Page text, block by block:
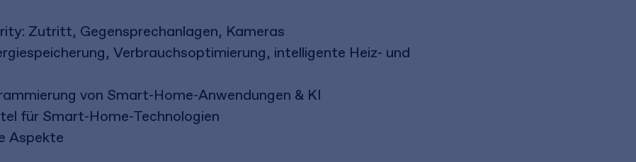
Zutritt, Gegensprechanlagen, Kameras
Verbrauchsoptimierung, intelligente Heiz- und
von Smart-Home-Anwendungen & KI
für Smart-Home-Technologien
Aspekte